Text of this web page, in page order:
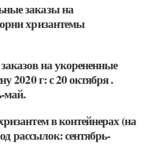
заказына
хризантемы
на укорененные
2020 г: с 20 октября .
май.
в контейнерах (на
рассылок: сентябрь-